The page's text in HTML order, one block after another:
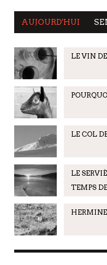
AUJOURD'HUI
LE VIN
LE COL
LE
TEMPS